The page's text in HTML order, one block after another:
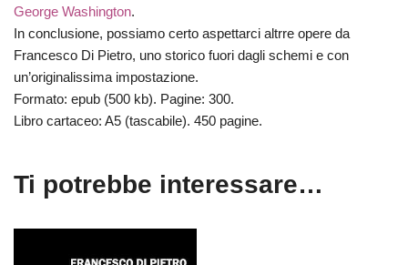
George Washington.
In conclusione, possiamo certo aspettarci altrre opere da
Francesco Di Pietro, uno storico fuori dagli schemi e con
un’originalissima impostazione.
Formato: epub (500 kb). Pagine: 300.
Libro cartaceo: A5 (tascabile). 450 pagine.
Ti potrebbe interessare…